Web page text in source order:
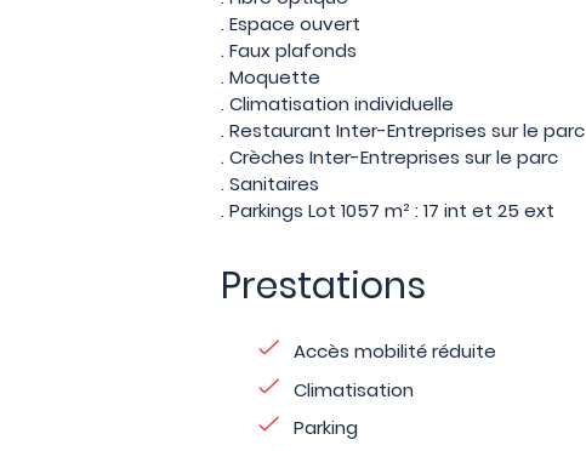
. Espace ouvert
. Faux plafonds
. Moquette
. Climatisation individuelle
. Restaurant Inter-Entreprises sur le parc
. Crèches Inter-Entreprises sur le parc
. Sanitaires
. Parkings Lot 1057 m² : 17 int et 25 ext
Prestations
Accès mobilité réduite
Climatisation
Parking